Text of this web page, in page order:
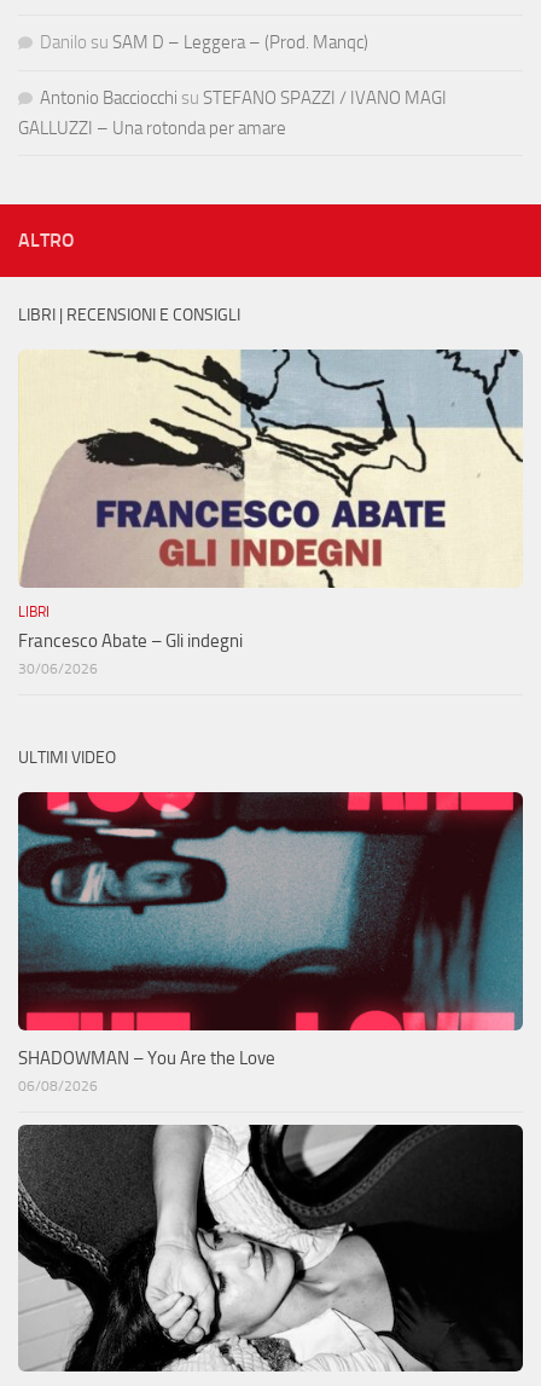
Danilo su SAM D – Leggera – (Prod. Manqc)
Antonio Bacciocchi su STEFANO SPAZZI / IVANO MAGI
GALLUZZI – Una rotonda per amare
ALTRO
LIBRI | RECENSIONI E CONSIGLI
LIBRI
Francesco Abate – Gli indegni
30/06/2026
ULTIMI VIDEO
SHADOWMAN – You Are the Love
06/08/2026